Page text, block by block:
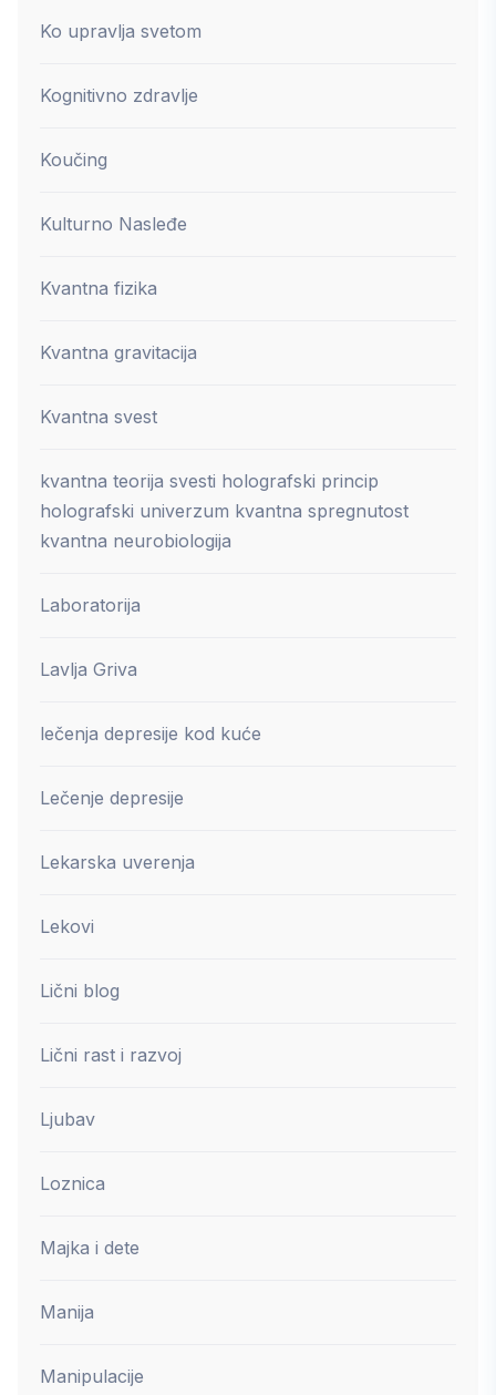
Ko upravlja svetom
Kognitivno zdravlje
Koučing
Kulturno Nasleđe
Kvantna fizika
Kvantna gravitacija
Kvantna svest
kvantna teorija svesti holografski princip
holografski univerzum kvantna spregnutost
kvantna neurobiologija
Laboratorija
Lavlja Griva
lečenja depresije kod kuće
Lečenje depresije
Lekarska uverenja
Lekovi
Lični blog
Lični rast i razvoj
Ljubav
Loznica
Majka i dete
Manija
Manipulacije